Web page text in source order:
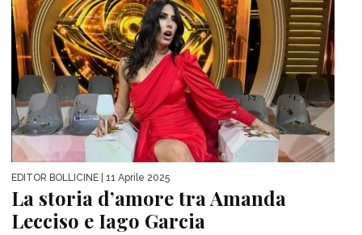
EDITOR BOLLICINE | 11 Aprile 2025
La storia d’amore tra Amanda
Lecciso e Iago Garcia